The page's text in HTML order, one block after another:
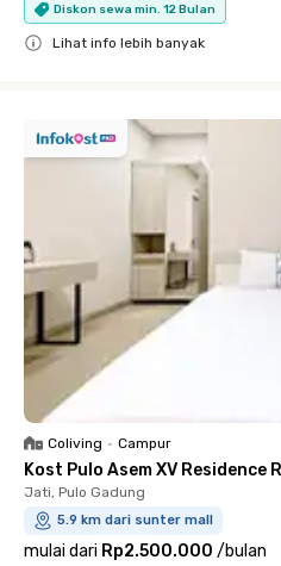
Diskon sewa min. 12 Bulan
Lihat info lebih banyak
Coliving • Campur
Kost Pulo Asem XV Residence
Jati, Pulo Gadung
5.9 km dari sunter mall
mulai dari Rp2.500.000 /bulan